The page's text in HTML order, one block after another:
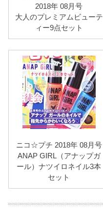
2018年 08月号
大人のプレミアムビューテ
ィー9点セット
ニコ☆プチ 2018年 08月号
ANAP GIRL（アナップガ
ール）ナツイロネイル3本
セット